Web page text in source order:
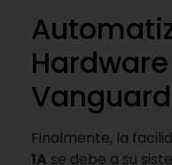
Finalmente, la
1A se debe a su